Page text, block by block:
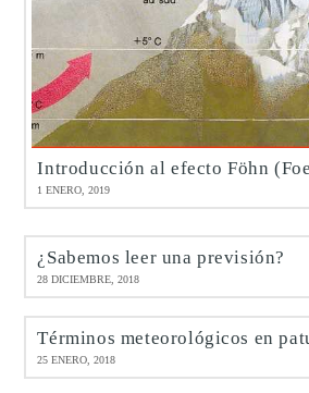
Introducción al efecto Föhn
1 ENERO, 2019
¿Sabemos leer una previsión?
28 DICIEMBRE, 2018
Términos meteorológicos en
25 ENERO, 2018